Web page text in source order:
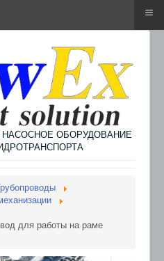
ОБОРУДОВАНИЕ
для работы на раме
≡
≡